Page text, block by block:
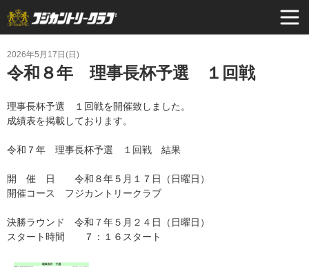
2026年5月17日(日)
令和８年 理事長杯予選 １回戦
理事長杯予選 １回戦を開催致しました。
成績表を掲載しております。
令和７年 理事長杯予選 １回戦 結果
開 催 日 令和８年５月１７日（日曜日）
開催コース フジカントリークラブ
決勝ラウンド 令和７年５月２４日（日曜日）
スタート時間 ７：１６スタート